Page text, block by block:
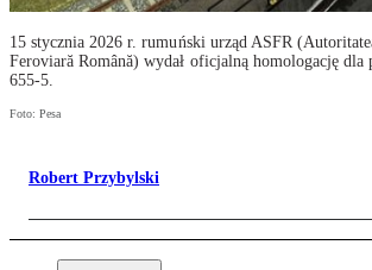
15 stycznia 2026 r. rumuński urząd ASFR
Feroviară Română) wydał oficjalną homologację dla
655-5.
Foto: Pesa
Robert Przybylski